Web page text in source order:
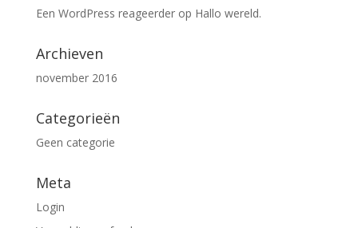
Een WordPress reageerderop Hallo wereld.
Archieven
november 2016
Categorieën
Geen categorie
Meta
Login